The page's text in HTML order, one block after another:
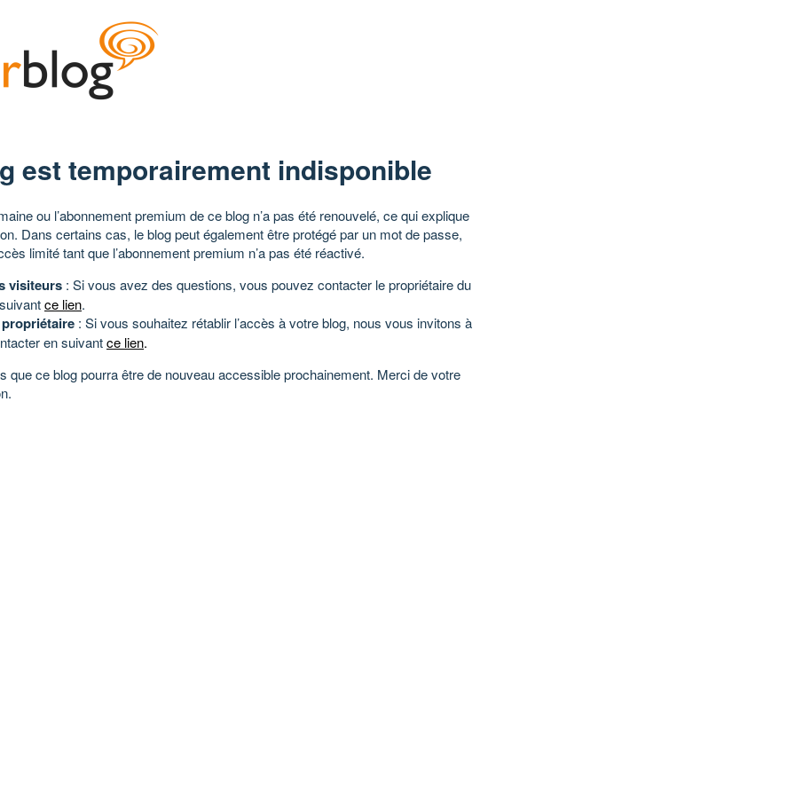
est temporairement indisponible
ou l’abonnement premium de ce blog n’a pas été renouvelé, ce qui explique
Dans certains cas, le blog peut également être protégé par un mot de passe,
limité tant que l’abonnement premium n’a pas été réactivé.
visiteurs : Si vous avez des questions, vous pouvez contacter le propriétaire du
ce lien.
: Si vous souhaitez rétablir l’accès à votre blog, nous vous invitons à
en suivantce lien.
que ce blog pourra être de nouveau accessible prochainement. Merci de votre